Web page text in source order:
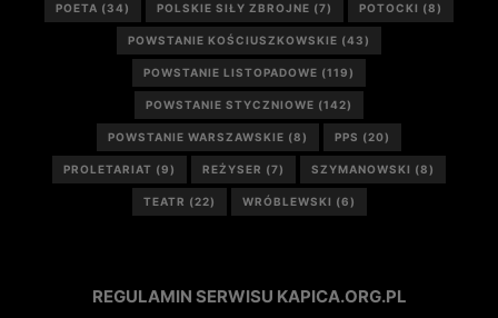
POETA (34) POLSKIE SIŁY ZBROJNE (7) POTOCKI (8)
POWSTANIE KOŚCIUSZKOWSKIE (43)
POWSTANIE LISTOPADOWE (119)
POWSTANIE STYCZNIOWE (142)
POWSTANIE WARSZAWSKIE (8) PPS (20)
PROLETARIAT (9) REŻYSER (7) SZYMANOWSKI (8)
TEATR (22) WRÓBLEWSKI (6)
REGULAMIN SERWISU KAPICA.ORG.PL